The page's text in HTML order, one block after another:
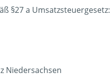
§27 a Umsatzsteuergesetz:
Niedersachsen